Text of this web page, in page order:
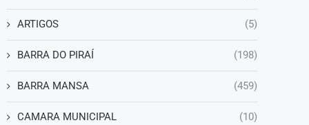
ARTIGOS (5)
BARRA DO PIRAÍ (198)
BARRA MANSA (459)
CAMARA MUNICIPAL (10)